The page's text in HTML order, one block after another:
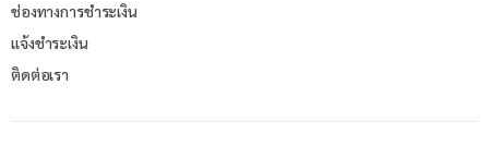
ช่องทางการชำระเงิน
แจ้งชำระเงิน
ติดต่อเรา